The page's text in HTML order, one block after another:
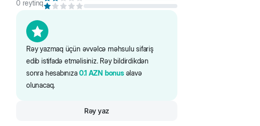
0 reytinq
Rəy yazmaq üçün əvvəlcə məhsulu sifariş
edib istifadə etməlisiniz. Rəy bildirdikdən
sonra hesabınıza0.1 AZN bonusəlavə
olunacaq.
Rəy yaz